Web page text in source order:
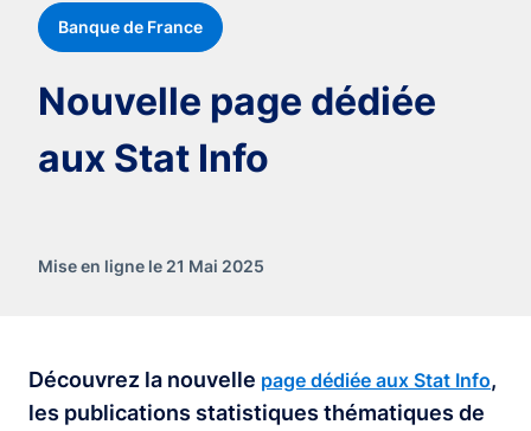
Banque de France
Nouvelle page dédiée
aux Stat Info
Mise en ligne le 21 Mai 2025
Découvrez la nouvelle page dédiée aux Stat Info,
les publications statistiques thématiques de